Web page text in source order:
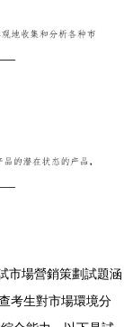
市場營銷策劃試題涵
查考生對市場環境分